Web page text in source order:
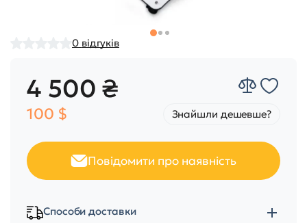
0 відгуків
4 500 ₴
100 $ Знайшли дешевше?
Повідомити про наявність
Способи доставки